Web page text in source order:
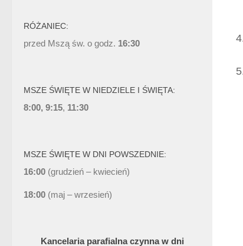
RÓŻANIEC:
przed Mszą św. o godz. 16:30
MSZE ŚWIĘTE W NIEDZIELE I ŚWIĘTA:
8:00, 9:15, 11:30
MSZE ŚWIĘTE W DNI POWSZEDNIE:
16:00 (grudzień – kwiecień)
18:00 (maj – wrzesień)
Kancelaria parafialna czynna w dni